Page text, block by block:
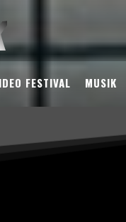
FESTIVAL MUSIK